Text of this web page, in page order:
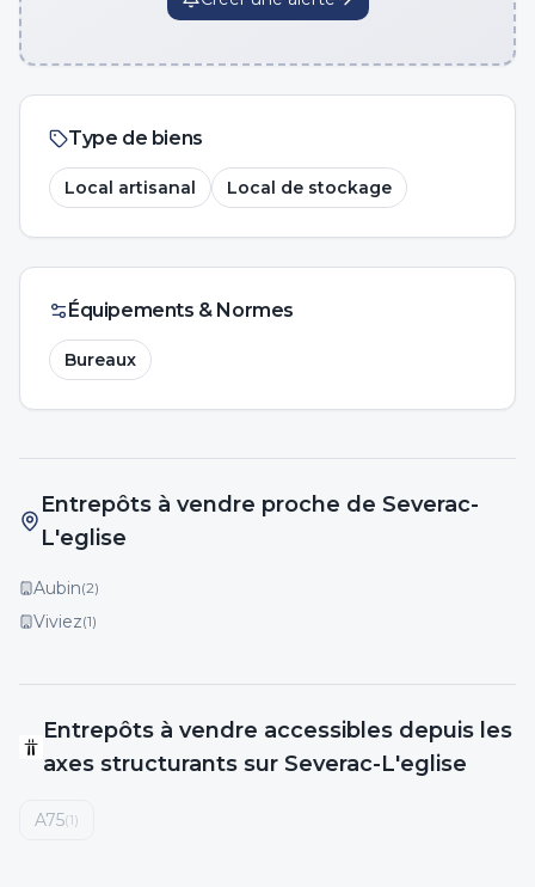
Type de biens
Local artisanal Local de stockage
Équipements & Normes
Bureaux
Entrepôts à vendre proche de Severac-
L'eglise
Aubin(2)
Viviez(1)
Entrepôts à vendre accessibles depuis les
axes structurants sur Severac-L'eglise
A75(1)